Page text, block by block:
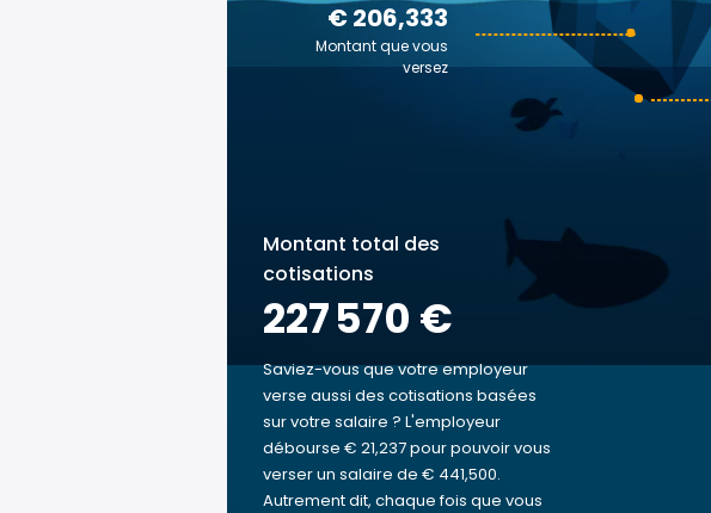
€ 206,333
Montant que vous
versez
Montant total des
cotisations
227 570 €
Saviez-vous que votre employeur
verse aussi des cotisations basées
sur votre salaire ? L'employeur
débourse € 21,237 pour pouvoir vous
verser un salaire de € 441,500.
Autrement dit, chaque fois que vous